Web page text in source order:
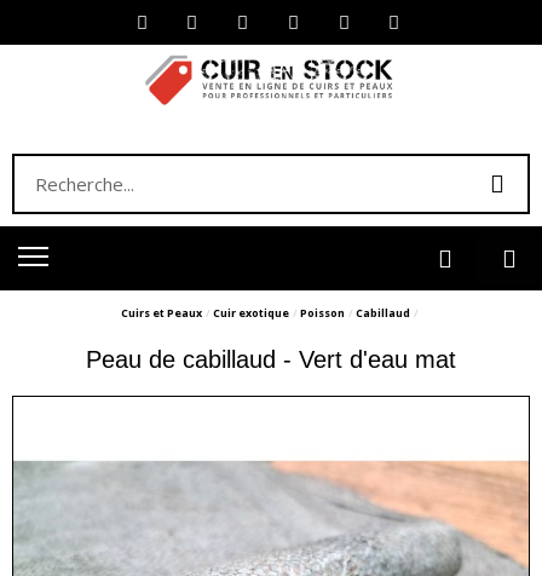
Cuirs et Peaux Cuir exotique Poisson Cabillaud
Peau de cabillaud - Vert d'eau mat